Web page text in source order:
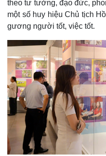
theo tư tưởng, đạo đức,
một số huy hiệu Chủ tịch
gương người tốt, việc tốt.